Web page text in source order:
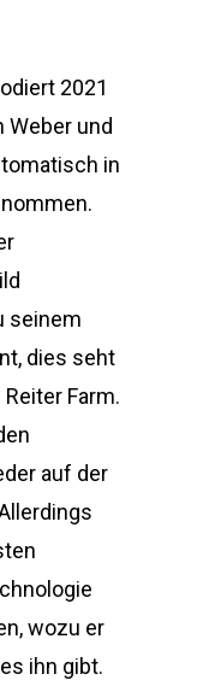
2021
Weber und
in
seinem
dies seht
Farm.
auf der
wozu er
ihn gibt.